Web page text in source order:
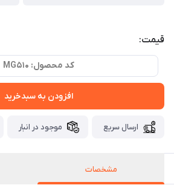
قیمت:
کد محصول: MG510
افزودن به سبدخرید
ارسال سریع موجود در انبار
مشخصات